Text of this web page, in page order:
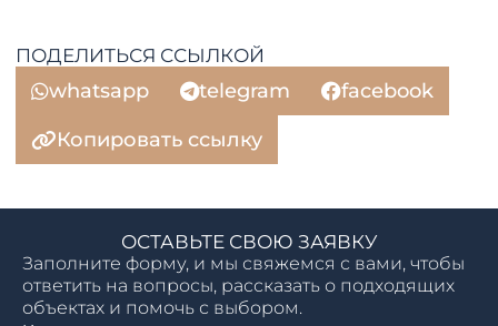
ПОДЕЛИТЬСЯ ССЫЛКОЙ
whatsapp telegram
facebook
Копировать ссылку
ОСТАВЬТЕ СВОЮ ЗАЯВКУ
Заполните форму, и мы свяжемся с вами, чтобы
ответить на вопросы, рассказать о подходящих
объектах и помочь с выбором.